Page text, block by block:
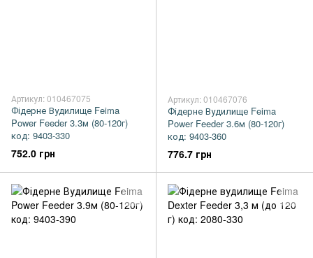
Артикул: 010467075
Фідерне Вудилище Feima
Power Feeder 3.3м (80-120г)
код: 9403-330
752.0 грн
Артикул: 010467076
Фідерне Вудилище Feima
Power Feeder 3.6м (80-120г)
код: 9403-360
776.7 грн